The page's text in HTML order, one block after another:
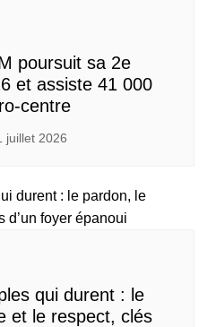
poursuit sa 2e
et assiste 41 000
centre
juillet 2026
qui durent : le
et le respect, clés